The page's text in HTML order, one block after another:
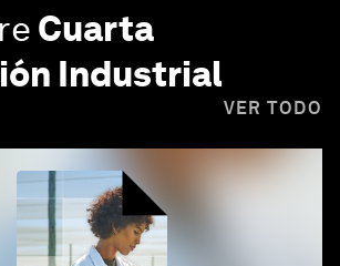
Cuarta
Industrial
VER TODO